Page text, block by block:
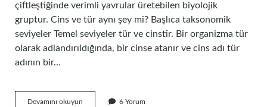
çiftleştiğinde verimli yavrular üretebilen biyolojik
gruptur. Cins ve tür aynı şey mi? Başlıca taksonomik
seviyeler Temel seviyeler tür ve cinstir. Bir organizma tür
olarak adlandırıldığında, bir cinse atanır ve cins adı tür
adının bir…
Devamını okuyun 6 Yorum